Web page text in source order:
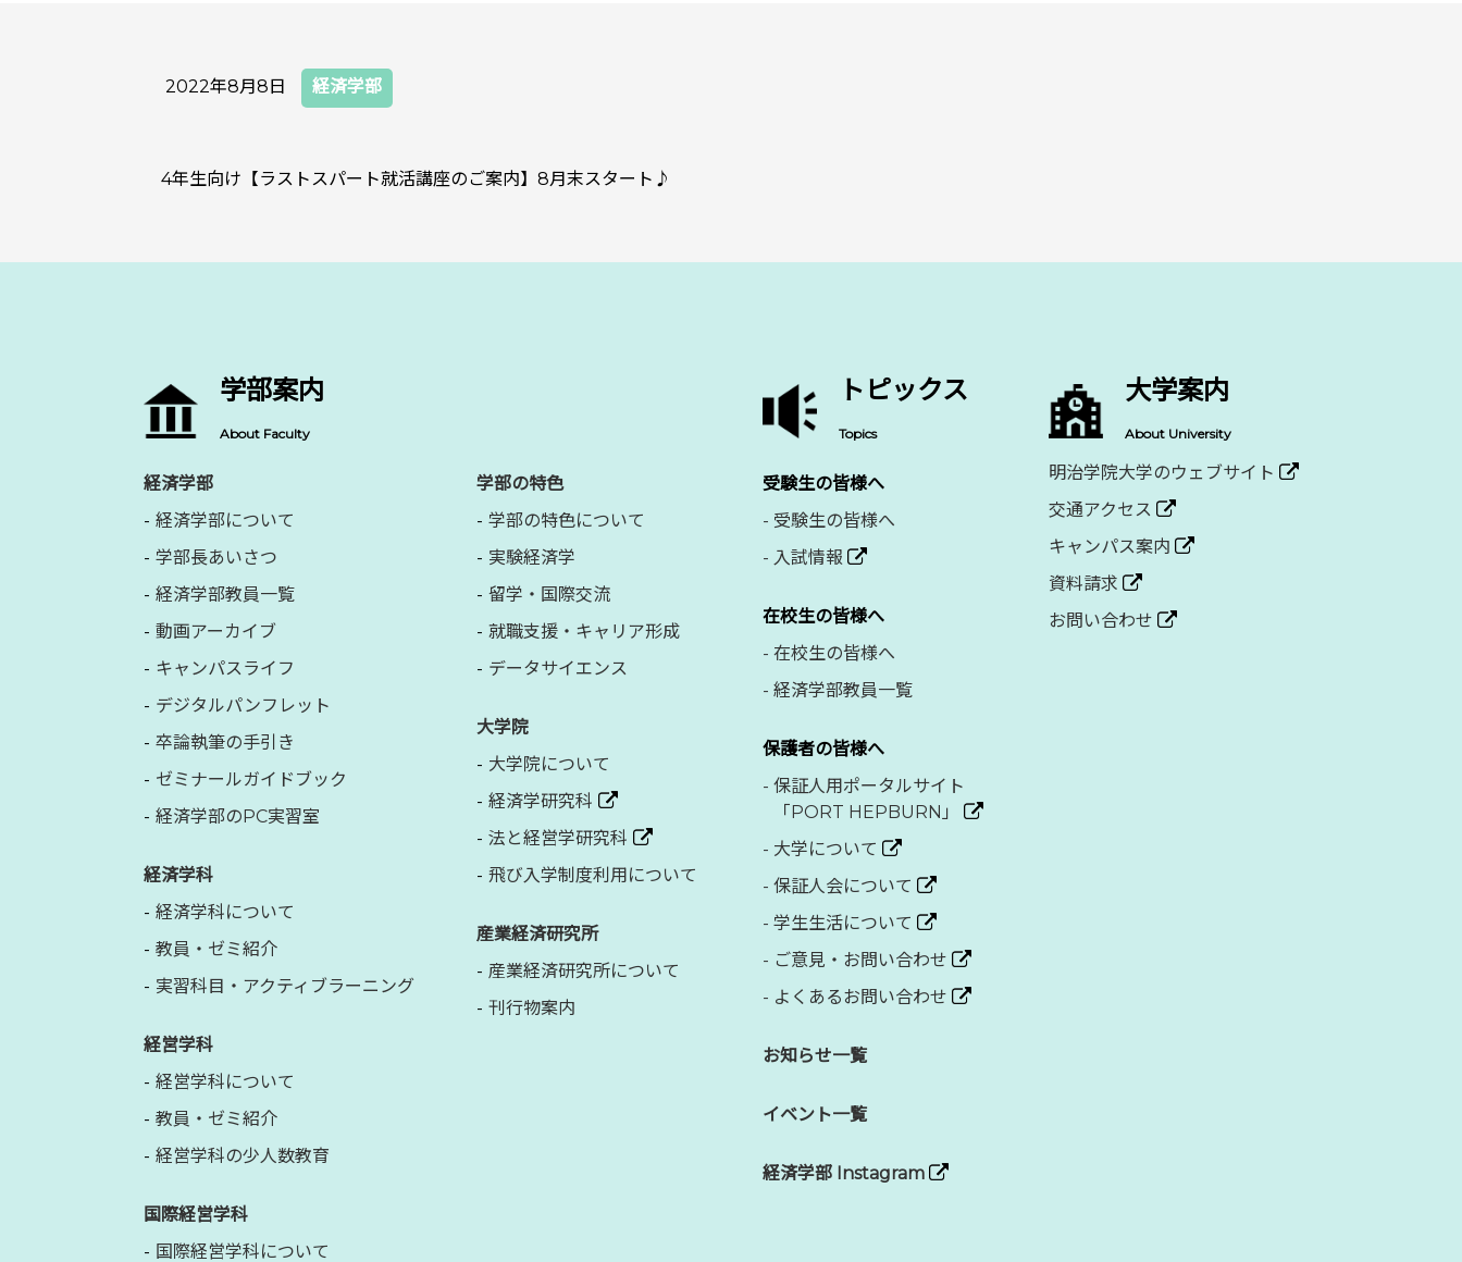
2022年8月8日 経済学部
4年生向け【ラストスパート就活講座のご案内】8月末スタート♪
学部案内
About Faculty
経済学部
経済学部について
学部長あいさつ
経済学部教員一覧
動画アーカイブ
キャンパスライフ
デジタルパンフレット
卒論執筆の手引き
ゼミナールガイドブック
経済学部のPC実習室
経済学科
経済学科について
教員・ゼミ紹介
実習科目・アクティブラーニング
経営学科
経営学科について
教員・ゼミ紹介
経営学科の少人数教育
国際経営学科
国際経営学科について
学部の特色
学部の特色について
実験経済学
留学・国際交流
就職支援・キャリア形成
データサイエンス
大学院
大学院について
経済学研究科
法と経営学研究科
飛び入学制度利用について
産業経済研究所
産業経済研究所について
刊行物案内
トピックス
Topics
受験生の皆様へ
- 受験生の皆様へ
- 入試情報
在校生の皆様へ
- 在校生の皆様へ
- 経済学部教員一覧
保護者の皆様へ
- 保証人用ポータルサイト
「PORT HEPBURN」
- 大学について
- 保証人会について
- 学生生活について
- ご意見・お問い合わせ
- よくあるお問い合わせ
お知らせ一覧
イベント一覧
経済学部 Instagram
大学案内
About University
明治学院大学のウェブサイト
交通アクセス
キャンパス案内
資料請求
お問い合わせ